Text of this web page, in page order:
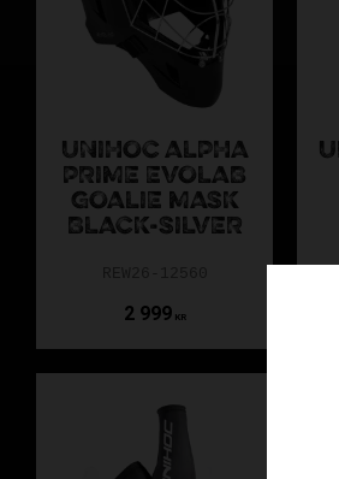
UNIHOC ALPHA
PRIME EVOLAB
GOALIE MASK
BLACK-SILVER
2 999KR